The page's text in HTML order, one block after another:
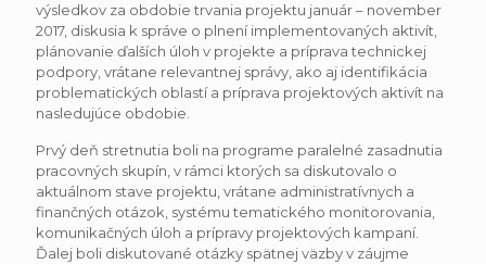
výsledkov za obdobie trvania projektu január – november
2017, diskusia k správe o plnení implementovaných aktivít,
plánovanie ďalších úloh v projekte a príprava technickej
podpory, vrátane relevantnej správy, ako aj identifikácia
problematických oblastí a príprava projektových aktivít na
nasledujúce obdobie.
Prvý deň stretnutia boli na programe paralelné zasadnutia
pracovných skupín, v rámci ktorých sa diskutovalo o
aktuálnom stave projektu, vrátane administratívnych a
finančných otázok, systému tematického monitorovania,
komunikačných úloh a prípravy projektových kampaní.
Ďalej boli diskutované otázky spätnej väzby v záujme